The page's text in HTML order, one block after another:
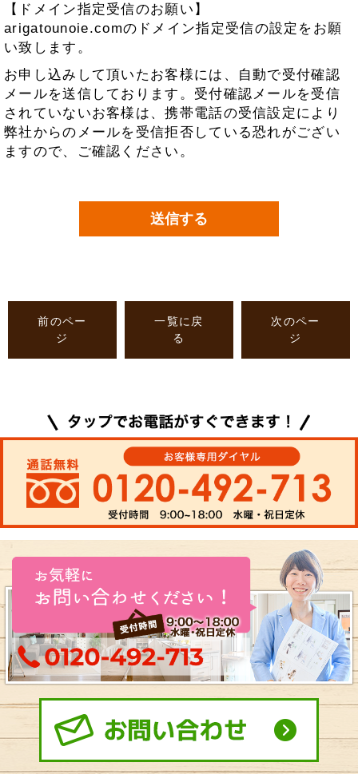
【ドメイン指定受信のお願い】
arigatounoie.comのドメイン指定受信の設定をお願
い致します。
お申し込みして頂いたお客様には、自動で受付確認
メールを送信しております。受付確認メールを受信
されていないお客様は、携帯電話の受信設定により
弊社からのメールを受信拒否している恐れがござい
ますので、ご確認ください。
前のペー
ジ
一覧に戻
る
次のペー
ジ